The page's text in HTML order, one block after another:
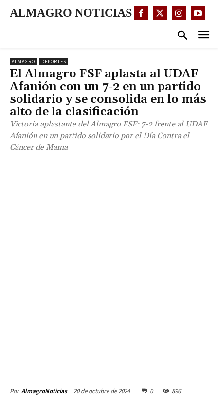
ALMAGRO NOTICIAS
ALMAGRO DEPORTES
El Almagro FSF aplasta al UDAF
Afanión con un 7-2 en un partido
solidario y se consolida en lo más
alto de la clasificación
Victoria aplastante del Almagro FSF: 7-2 frente al UDAF
Afanión en un partido solidario por el Día Contra el
Cáncer de Mama
Por AlmagroNoticias 20 de octubre de 2024 0 896